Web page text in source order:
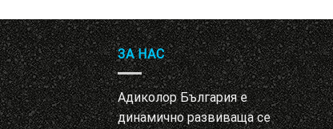
ЗА НАС
Адиколор България е
динамично развиваща се